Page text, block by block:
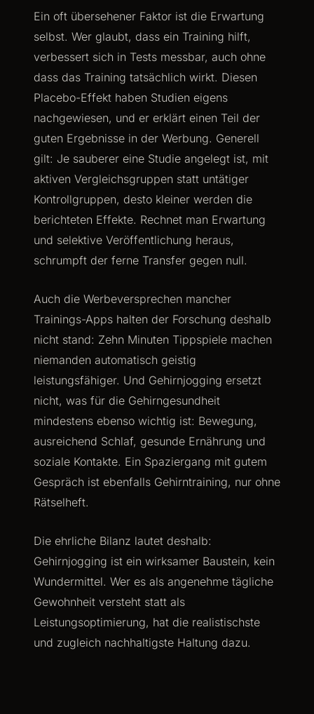
Ein oft übersehener Faktor ist die Erwartung
selbst. Wer glaubt, dass ein Training hilft,
verbessert sich in Tests messbar, auch ohne
dass das Training tatsächlich wirkt. Diesen
Placebo-Effekt haben Studien eigens
nachgewiesen, und er erklärt einen Teil der
guten Ergebnisse in der Werbung. Generell
gilt: Je sauberer eine Studie angelegt ist, mit
aktiven Vergleichsgruppen statt untätiger
Kontrollgruppen, desto kleiner werden die
berichteten Effekte. Rechnet man Erwartung
und selektive Veröffentlichung heraus,
schrumpft der ferne Transfer gegen null.
Auch die Werbeversprechen mancher
Trainings-Apps halten der Forschung deshalb
nicht stand: Zehn Minuten Tippspiele machen
niemanden automatisch geistig
leistungsfähiger. Und Gehirnjogging ersetzt
nicht, was für die Gehirngesundheit
mindestens ebenso wichtig ist: Bewegung,
ausreichend Schlaf, gesunde Ernährung und
soziale Kontakte. Ein Spaziergang mit gutem
Gespräch ist ebenfalls Gehirntraining, nur ohne
Rätselheft.
Die ehrliche Bilanz lautet deshalb:
Gehirnjogging ist ein wirksamer Baustein, kein
Wundermittel. Wer es als angenehme tägliche
Gewohnheit versteht statt als
Leistungsoptimierung, hat die realistischste
und zugleich nachhaltigste Haltung dazu.